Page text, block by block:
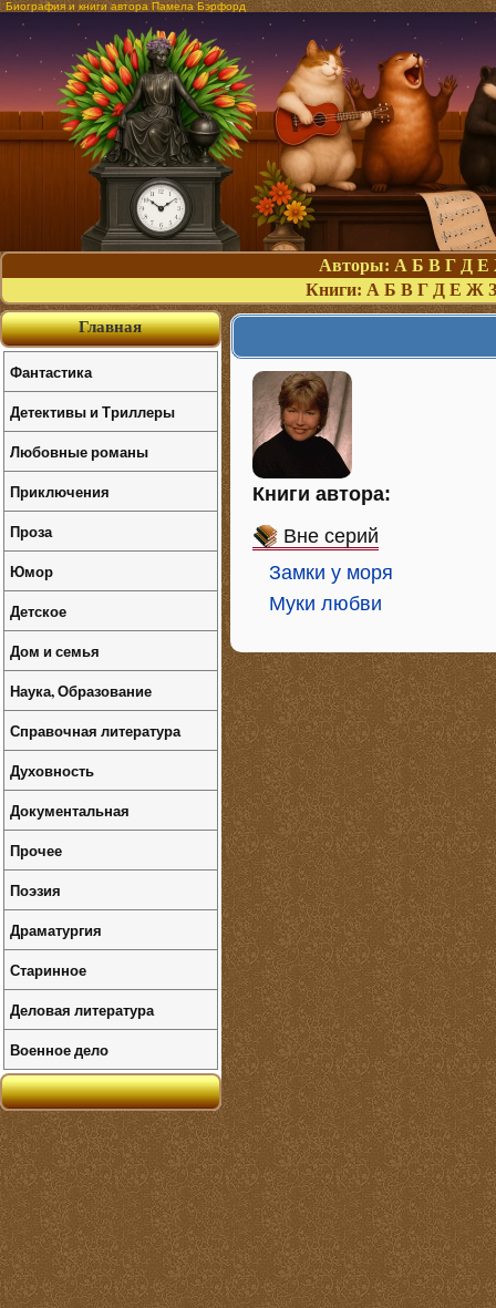
Биография и книги автора Памела Бэрфорд
Авторы: А Б В Г Д Е
Книги: А Б В Г Д Е Ж З
Книги автора:
Вне серий
Замки у моря
Муки любви
Главная
Фантастика
Детективы и Триллеры
Любовные романы
Приключения
Проза
Юмор
Детское
Дом и семья
Наука, Образование
Справочная литература
Духовность
Документальная
Прочее
Поэзия
Драматургия
Старинное
Деловая литература
Военное дело